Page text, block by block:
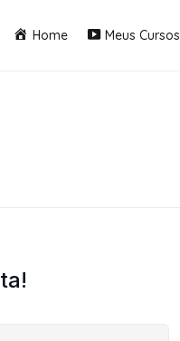
Home Meus Cursos